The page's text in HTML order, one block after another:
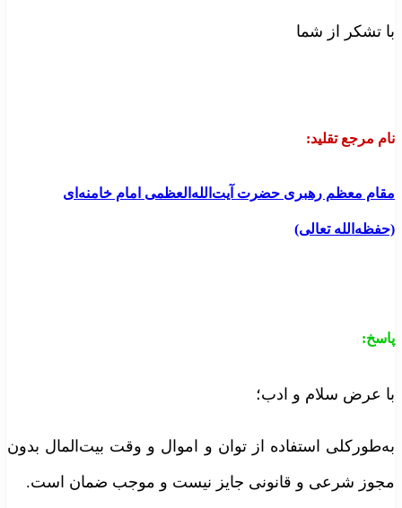
تشکر از شما
مرجع تقلید:
معظم رهبری حضرت آیت‌الله‌العظمی امام خامنه‌ای
تعالی)
:
عرض سلام و ادب؛
استفاده از توان و اموال و وقت بیت‌المال بدون
شرعی و قانونی جایز نیست و موجب ضمان است.